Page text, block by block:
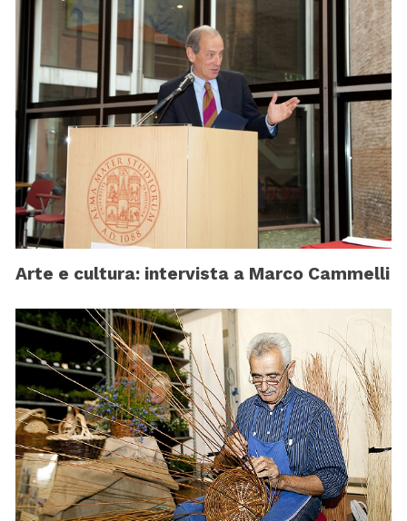
Arte e cultura: intervista a Marco Cammelli